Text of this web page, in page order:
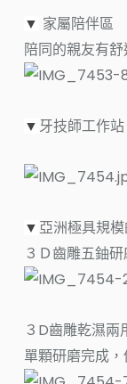
▼ 家屬陪伴區
陪同的親友有
▼ 牙技師工作
▼ 亞洲極具規模
３Ｄ齒雕五鈾
３D齒雕乾濕兩
單顆研磨完成